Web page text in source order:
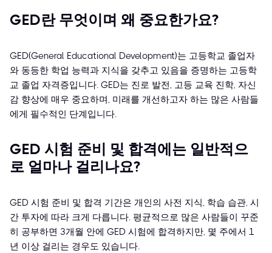
GED란 무엇이며 왜 중요한가요?
GED(General Educational Development)는 고등학교 졸업자
와 동등한 학업 능력과 지식을 갖추고 있음을 증명하는 고등학
교 졸업 자격증입니다. GED는 진로 발전, 고등 교육 진학, 자신
감 향상에 매우 중요하며, 미래를 개선하고자 하는 많은 사람들
에게 필수적인 단계입니다.
GED 시험 준비 및 합격에는 일반적으
로 얼마나 걸리나요?
GED 시험 준비 및 합격 기간은 개인의 사전 지식, 학습 습관, 시
간 투자에 따라 크게 다릅니다. 평균적으로 많은 사람들이 꾸준
히 공부하면 3개월 안에 GED 시험에 합격하지만, 몇 주에서 1
년 이상 걸리는 경우도 있습니다.